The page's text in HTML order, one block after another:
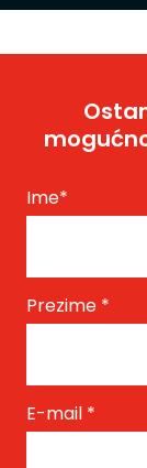
Ime*
Prezime *
E-mail *